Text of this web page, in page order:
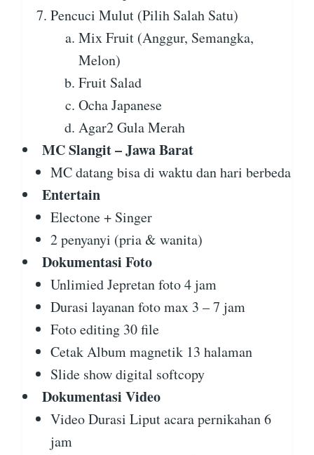
Pencuci Mulut (Pilih Salah Satu)
Mix Fruit (Anggur, Semangka,
Melon)
Fruit Salad
Ocha Japanese
Agar2 Gula Merah
MC Slangit – Jawa Barat
MC datang bisa di waktu dan hari berbeda
Entertain
Electone + Singer
2 penyanyi (pria & wanita)
Dokumentasi Foto
Unlimied Jepretan foto 4 jam
Durasi layanan foto max 3 – 7 jam
Foto editing 30 file
Cetak Album magnetik 13 halaman
Slide show digital softcopy
Dokumentasi Video
Video Durasi Liput acara pernikahan 6
jam